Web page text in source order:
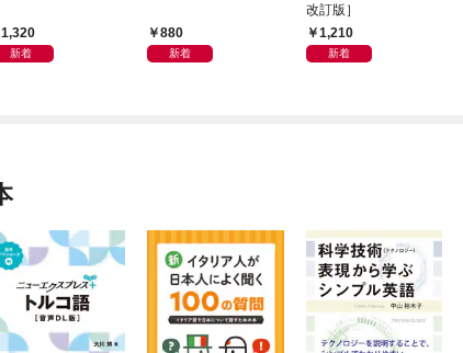
1,320
新着
880
新着
改訂版］
1,210
新着